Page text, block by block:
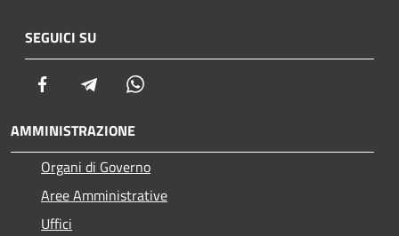
SEGUICI SU
Facebook Telegram
AMMINISTRAZIONE
Organi di Governo
Aree Amministrative
Uffici